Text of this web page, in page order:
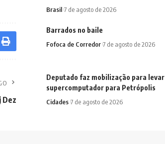
Dez
Brasil 7 de agosto de 2026
Barrados no baile
Fofoca de Corredor 7 de agosto de 2026
Deputado faz mobilização para levar
supercomputador para Petrópolis
Cidades 7 de agosto de 2026